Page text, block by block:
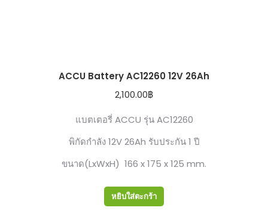
ACCU Battery AC12260 12V 26Ah
2,100.00฿
แบตเตอรี่ ACCU รุ่น AC12260
พิกัดกำลัง 12V 26Ah รับประกัน 1 ปี
ขนาด(LxWxH) 166 x 175 x 125 mm.
หยิบใส่ตะกร้า